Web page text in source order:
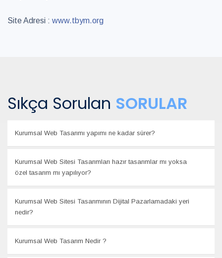
Site Adresi : www.tbym.org
Sıkça Sorulan SORULAR
Kurumsal Web Tasarımı yapımı ne kadar sürer?
Kurumsal Web Sitesi Tasarımları hazır tasarımlar mı yoksa
özel tasarım mı yapılıyor?
Kurumsal Web Sitesi Tasarımının Dijital Pazarlamadaki yeri
nedir?
Kurumsal Web Tasarım Nedir ?